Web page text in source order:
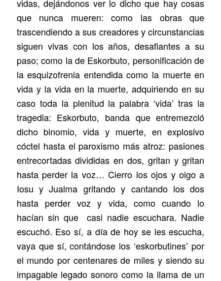
vidas, dejándonos ver lo dicho que hay cosas
que nunca mueren: como las obras que
trascendiendo a sus creadores y circunstancias
siguen vivas con los años, desafiantes a su
paso; como la de Eskorbuto, personificación de
la esquizofrenia entendida como la muerte en
vida y la vida en la muerte, adquiriendo en su
caso toda la plenitud la palabra ‘vida’ tras la
tragedia: Eskorbuto, banda que entremezcló
dicho binomio, vida y muerte, en explosivo
cóctel hasta el paroxismo más atroz: pasiones
entrecortadas divididas en dos, gritan y gritan
hasta perder la voz… Cierro los ojos y oigo a
Iosu y Jualma gritando y cantando los dos
hasta perder voz y vida, como cuando lo
hacían sin que casi nadie escuchara. Nadie
escuchó. Eso sí, a día de hoy se les escucha,
vaya que sí, contándose los ‘eskorbutines’ por
el mundo por centenares de miles y siendo su
impagable legado sonoro como la llama de un